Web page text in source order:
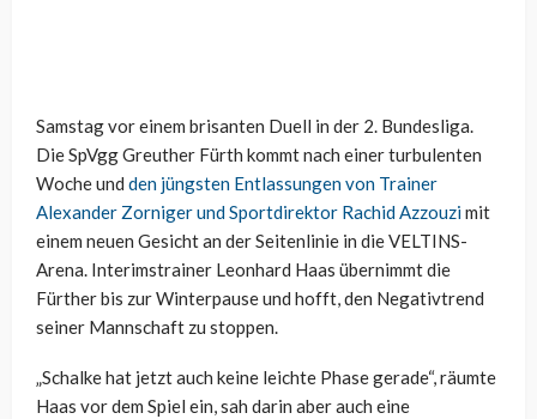
Samstag vor einem brisanten Duell in der 2. Bundesliga.
Die SpVgg Greuther Fürth kommt nach einer turbulenten
Woche und den jüngsten Entlassungen von Trainer
Alexander Zorniger und Sportdirektor Rachid Azzouzimit
einem neuen Gesicht an der Seitenlinie in die VELTINS-
Arena. Interimstrainer Leonhard Haas übernimmt die
Fürther bis zur Winterpause und hofft, den Negativtrend
seiner Mannschaft zu stoppen.
„Schalke hat jetzt auch keine leichte Phase gerade“, räumte
Haas vor dem Spiel ein, sah darin aber auch eine